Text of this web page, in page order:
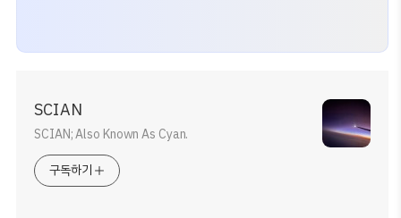
SCIAN
SCIAN; Also Known As Cyan.
구독하기